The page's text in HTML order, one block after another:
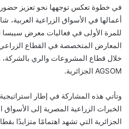
في خطوة تعكس توجهها نحو تعزيز
أعمالها في الأسواق الزراعية
المعارض المتخصصة في القطاع
خلال قطاع المشروعات والري
AGSOM الجزائرية.
وتأتي هذه المشاركة في إطار
الخبرات الزراعية المصرية إلى
الجزائرية التي تشهد اهتمامًا متزايدًا